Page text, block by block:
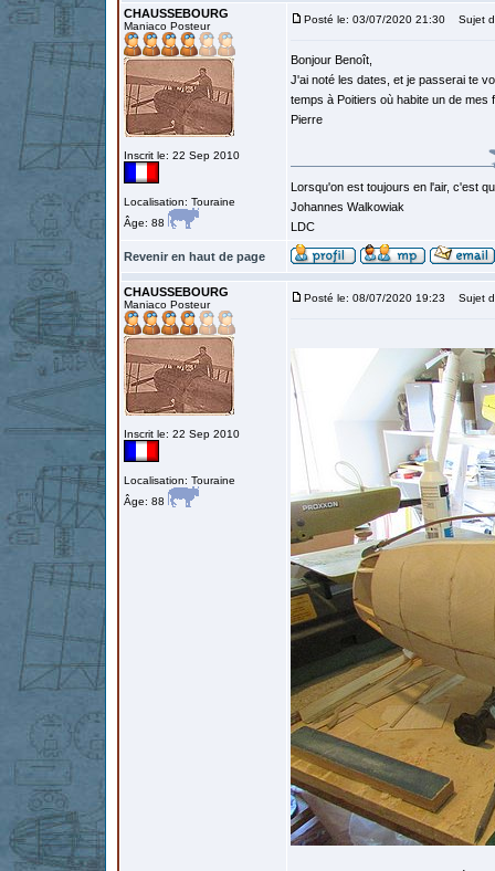
CHAUSSEBOURG
Maniaco Posteur
Inscrit le: 22 Sep 2010
Localisation: Touraine
Âge: 88
Posté le: 03/07/2020 21:30 Sujet
Bonjour Benoît,
J'ai noté les dates, et je passerai te
temps à Poitiers où habite un de
Pierre
Lorsqu'on est toujours en l'air, c'est
Johannes Walkowiak
LDC
Revenir en haut de page
CHAUSSEBOURG
Maniaco Posteur
Inscrit le: 22 Sep 2010
Localisation: Touraine
Âge: 88
Posté le: 08/07/2020 19:23 Sujet